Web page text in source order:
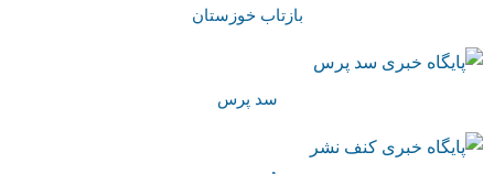
بازتاب خوزستان
سد پرس